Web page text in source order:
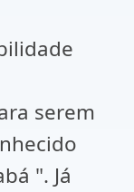
serem
". Já